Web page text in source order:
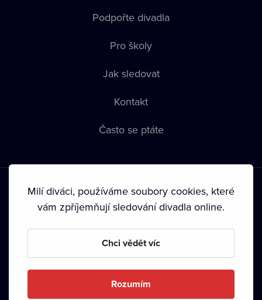
Podpořte divadla
Pro školy
Jak sledovat
Kontakt
Často se ptáte
Podmínky používání • Ochrana soukromí • Zásady používání
• Autorská práva•
Milí diváci, používáme soubory cookies, které
vám zpříjemňují sledování divadla online.
Chci vědět víc
Rozumím